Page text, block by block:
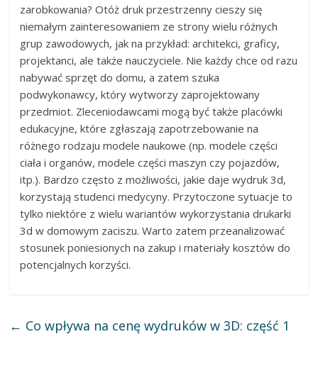
zarobkowania? Otóż druk przestrzenny cieszy się
niemałym zainteresowaniem ze strony wielu różnych
grup zawodowych, jak na przykład: architekci, graficy,
projektanci, ale także nauczyciele. Nie każdy chce od razu
nabywać sprzęt do domu, a zatem szuka
podwykonawcy, który wytworzy zaprojektowany
przedmiot. Zleceniodawcami mogą być także placówki
edukacyjne, które zgłaszają zapotrzebowanie na
różnego rodzaju modele naukowe (np. modele części
ciała i organów, modele części maszyn czy pojazdów,
itp.). Bardzo często z możliwości, jakie daje wydruk 3d,
korzystają studenci medycyny. Przytoczone sytuacje to
tylko niektóre z wielu wariantów wykorzystania drukarki
3d w domowym zaciszu. Warto zatem przeanalizować
stosunek poniesionych na zakup i materiały kosztów do
potencjalnych korzyści.
← Co wpływa na cenę wydruków w 3D: część 1